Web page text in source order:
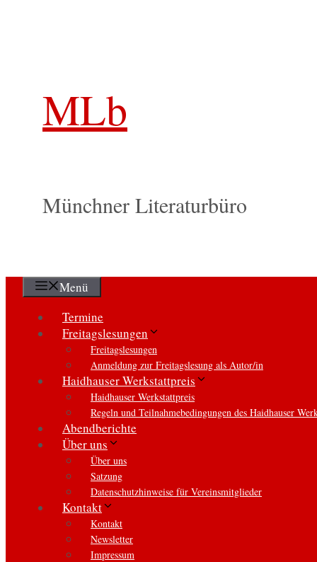
MLb
Münchner Literaturbüro
Menü
Termine
Freitagslesungen
Freitagslesungen
Anmeldung zur Freitagslesung als Autor/in
Haidhauser Werkstattpreis
Haidhauser Werkstattpreis
Regeln und Teilnahmebedingungen des Haidhauser
Abendberichte
Über uns
Über uns
Satzung
Datenschutzhinweise für Vereinsmitglieder
Kontakt
Kontakt
Newsletter
Impressum